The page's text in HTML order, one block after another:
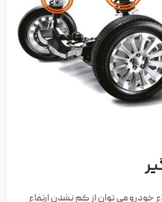
خودرو می توان از کم نشدن ارتفاع